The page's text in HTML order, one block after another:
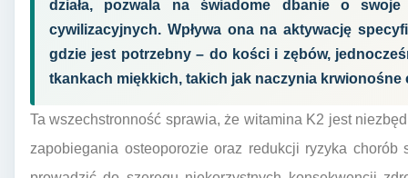
działa, pozwala na świadome dbanie o
cywilizacyjnych. Wpływa ona na aktywację
gdzie jest potrzebny – do kości i zębów,
tkankach miękkich, takich jak naczynia krwionośne
Ta wszechstronność sprawia, że witamina K2 jest
zapobiegania osteoporozie oraz redukcji ryzyka chorób